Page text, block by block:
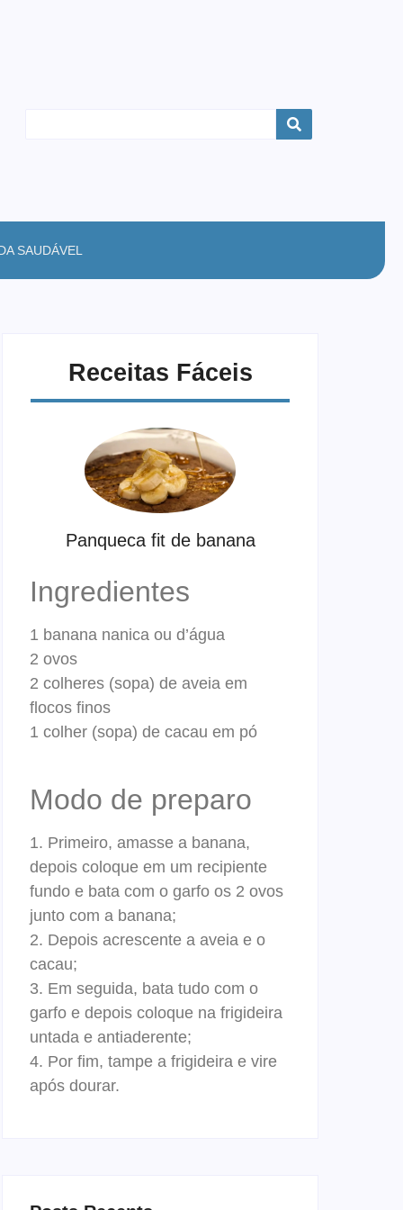
SAUDÁVEL
Receitas Fáceis
Panqueca fit de banana
Ingredientes
1 banana nanica ou d’água
2 ovos
2 colheres (sopa) de aveia em
flocos finos
1 colher (sopa) de cacau em pó
Modo de preparo
1. Primeiro, amasse a banana,
depois coloque em um recipiente
fundo e bata com o garfo os 2 ovos
junto com a banana;
2. Depois acrescente a aveia e o
cacau;
3. Em seguida, bata tudo com o
garfo e depois coloque na frigideira
untada e antiaderente;
4. Por fim, tampe a frigideira e vire
após dourar.